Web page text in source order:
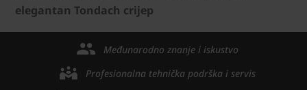
elegantan Tondach crijep
Međunarodno znanje i iskustvo
Profesionalna tehnička podrška i servis